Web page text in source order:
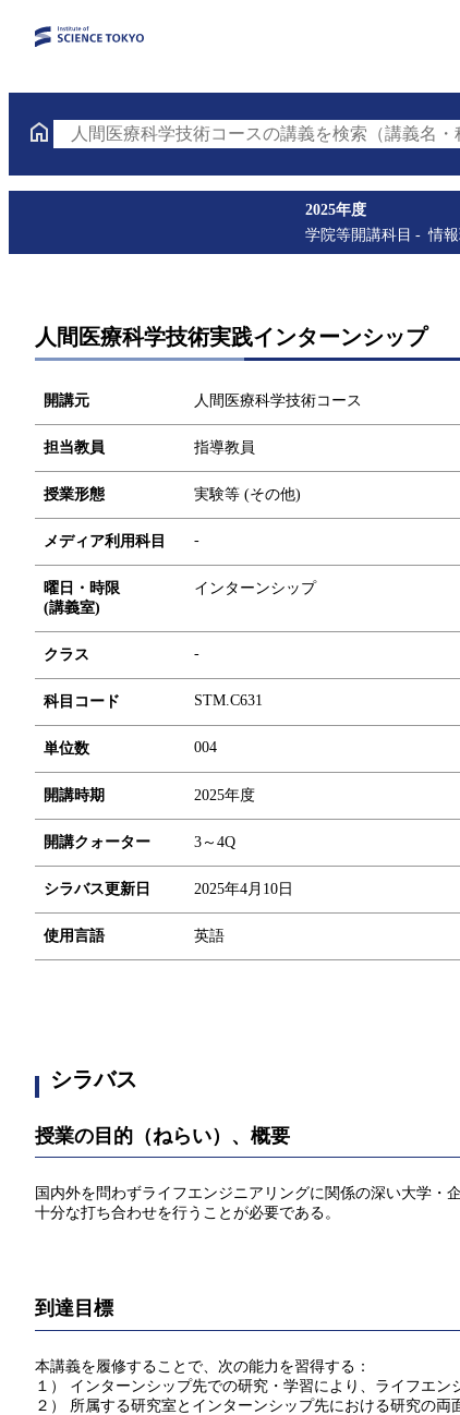
人間医療科学技術コースの講義を検索（講義名・
2025年度
学院等開講科目
情
人間医療科学技術実践インターンシップ
開講元 人間医療科学技術コース
担当教員 指導教員
授業形態 実験等 (その他)
メディア利用科目 -
曜日・時限
(講義室)
インターンシップ
クラス -
科目コード STM.C631
単位数 004
開講時期 2025年度
開講クォーター 3～4Q
シラバス更新日 2025年4月10日
使用言語 英語
シラバス
授業の目的（ねらい）、概要
国内外を問わずライフエンジニアリングに関係の深い大学・
十分な打ち合わせを行うことが必要である。
到達目標
本講義を履修することで、次の能力を習得する：
１） インターンシップ先での研究・学習により、ライフエ
２） 所属する研究室とインターンシップ先における研究の両